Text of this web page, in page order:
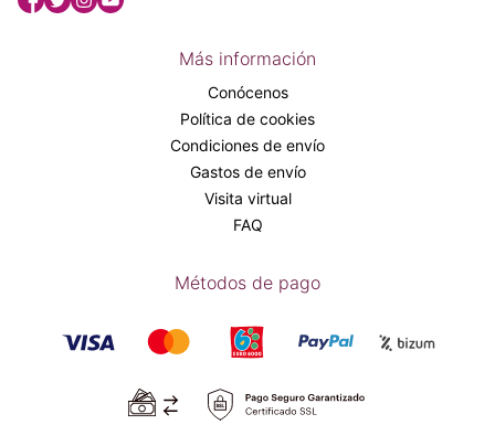
Más información
Conócenos
Política de cookies
Condiciones de envío
Gastos de envío
Visita virtual
FAQ
Métodos de pago